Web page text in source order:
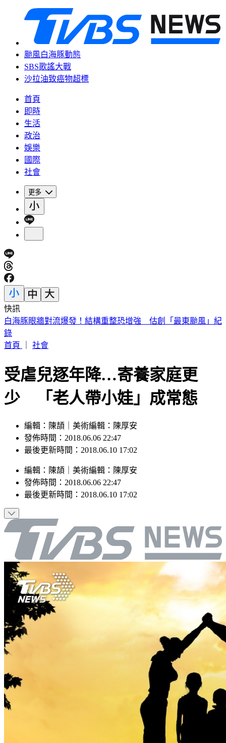
颱風白海豚動態
SBS歌謠大戰
沙拉油致癌物超標
首頁
即時
生活
政治
娛樂
國際
社會
更多
快訊
公視遭砍10億預算！江宏恩「6字」狂酸藍白立委
首頁
受虐兒逐年降…寄養家庭更
少 「老人帶小娃」成常態
發佈時間：2018.06.06 22:47
最後更新時間：2018.06.10 17:02
發佈時間： 2018.06.06 22:47
最後更新時間：2018.06.10 17:02